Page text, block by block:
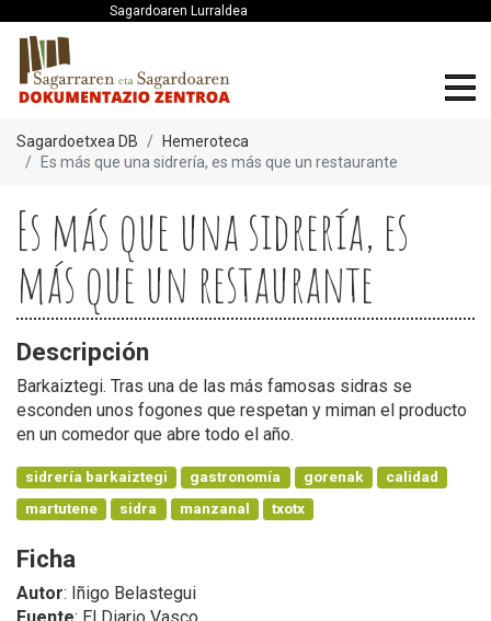
Sagardoaren Lurraldea
Sagardoetxea DB
Hemeroteca
Es más que una sidrería, es más que un restaurante
Es más que una sidrería, es
más que un restaurante
Descripción
Barkaiztegi. Tras una de las más famosas sidras se
esconden unos fogones que respetan y miman el producto
en un comedor que abre todo el año.
sidrería barkaiztegi gastronomía gorenak
calidad
martutene
sidra manzanal txotx
Ficha
Autor: Iñigo Belastegui